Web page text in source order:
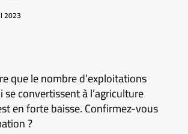
2023
que le nombre d’exploitations
se convertissent à l’agriculture
en forte baisse. Confirmez-vous
?